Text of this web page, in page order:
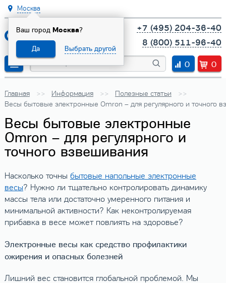
Москва
Ваш город Москва?
Да Выбрать другой
+7 (495) 204-36-40
8 (800) 511-96-40
0
0
Главная Информация
Полезные статьи
Весы бытовые электронные Omron – для регулярного и точного
Весы бытовые электронные
Omron – для регулярного и
точного взвешивания
Насколько точны бытовые напольные электронные
весы? Нужно ли тщательно контролировать динамику
массы тела или достаточно умеренного питания и
минимальной активности? Как неконтролируемая
прибавка в весе может повлиять на здоровье?
Электронные весы как средство профилактики
ожирения и опасных болезней
Лишний вес становится глобальной проблемой. Мы